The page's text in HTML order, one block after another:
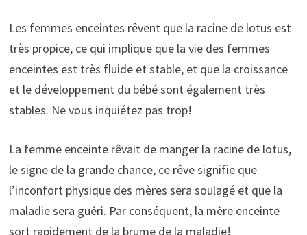
Les femmes enceintes rêvent que la racine de lotus est
très propice, ce qui implique que la vie des femmes
enceintes est très fluide et stable, et que la croissance
et le développement du bébé sont également très
stables. Ne vous inquiétez pas trop!
La femme enceinte rêvait de manger la racine de lotus,
le signe de la grande chance, ce rêve signifie que
l’inconfort physique des mères sera soulagé et que la
maladie sera guéri. Par conséquent, la mère enceinte
sort rapidement de la brume de la maladie!